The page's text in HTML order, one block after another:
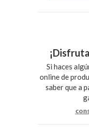
Si haces
online de
saber que a